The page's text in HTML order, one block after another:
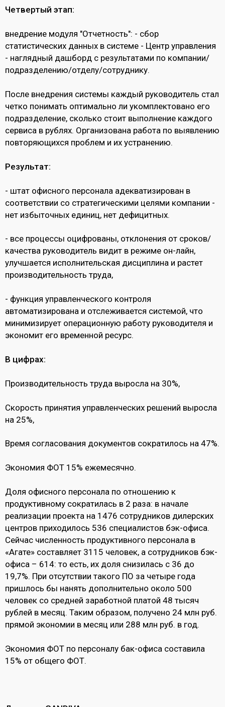
Четвертый этап:
внедрение модуля "Отчетность": - сбор
статистических данных в системе - Центр управления
- наглядный дашборд с результатами по компании/
подразделению/отделу/сотруднику.
После внедрения системы каждый руководитель стал
четко понимать оптимально ли укомплектовано его
подразделение, сколько стоит выполнение каждого
сервиса в рублях. Организована работа по выявлению
повторяющихся проблем и их устранению.
Результат:
- штат офисного персонала адекватизирован в
соответствии со стратегическими целями компании -
нет избыточных единиц, нет дефицитных.
- все процессы оцифрованы, отклонения от сроков/
качества руководитель видит в режиме он-лайн,
улучшается исполнительская дисциплина и растет
производительность труда,
- функция управленческого контроля
автоматизирована и отслеживается системой, что
минимизирует операционную работу руководителя и
экономит его временной ресурс.
В цифрах:
Производительность труда выросла на 30%,
Скорость принятия управленческих решений выросла
на 25%,
Время согласования документов сократилось на 47%.
Экономия ФОТ 15% ежемесячно.
Доля офисного персонала по отношению к
продуктивному сократилась в 2 раза: в начале
реализации проекта на 1476 сотрудников дилерских
центров приходилось 536 специалистов бэк-офиса.
Сейчас численность продуктивного персонала в
«Агате» составляет 3115 человек, а сотрудников бэк-
офиса – 614: то есть, их доля снизилась с 36 до
19,7%. При отсутствии такого ПО за четыре года
пришлось бы нанять дополнительно около 500
человек со средней заработной платой 48 тысяч
рублей в месяц. Таким образом, получено 24 млн руб.
прямой экономии в месяц или 288 млн руб. в год.
Экономия ФОТ по персоналу бак-офиса составила
15% от общего ФОТ.